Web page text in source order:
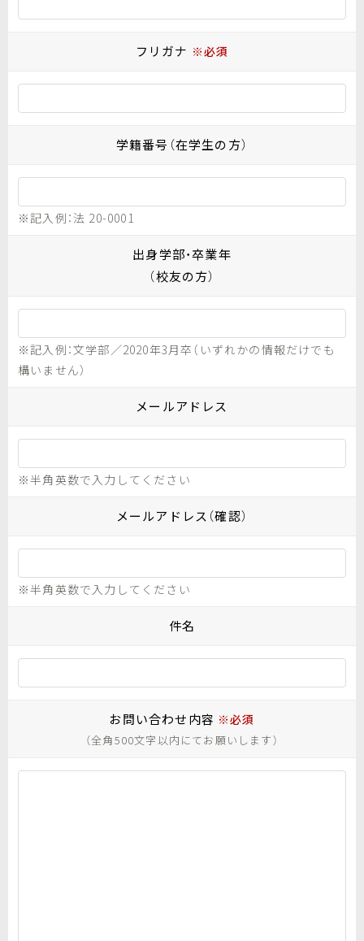
フリガナ ※必須
学籍番号（在学生の方）
※記入例：法 20-0001
出身学部・卒業年
（校友の方）
※記入例：文学部／2020年3月卒（いずれかの情報だけでも
構いません）
メールアドレス
※半角英数で入力してください
メールアドレス（確認）
※半角英数で入力してください
件名
お問い合わせ内容 ※必須
（全角500文字以内にてお願いします）